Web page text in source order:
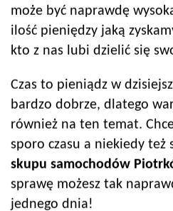
może być naprawdę
ilość pieniędzy jaką
kto z nas lubi dzielić się
Czas to pieniądz w
bardzo dobrze, dlatego
również na ten temat.
sporo czasu a niekiedy też
skupu samochodów
sprawę możesz tak
jednego dnia!